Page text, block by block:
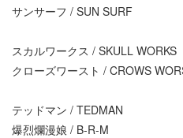
サンサーフ / SUN SURF
スカルワークス / SKULL WORKS
クローズワースト / CROWS
テッドマン / TEDMAN
爆烈爛漫娘 / B-R-M